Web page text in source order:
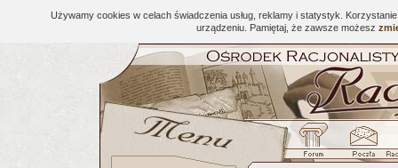
Używamy cookies w celach świadczenia usług, reklamy i statystyk.
urządzeniu. Pamiętaj, że zawsze możesz